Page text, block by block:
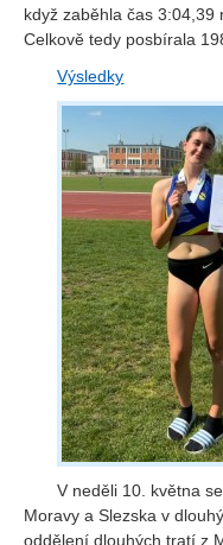
když zaběhla čas 3:04,39
Celkově tedy posbírala
Výsledky
V neděli 10. května
Moravy a Slezska v
oddělení dlouhých tratí z